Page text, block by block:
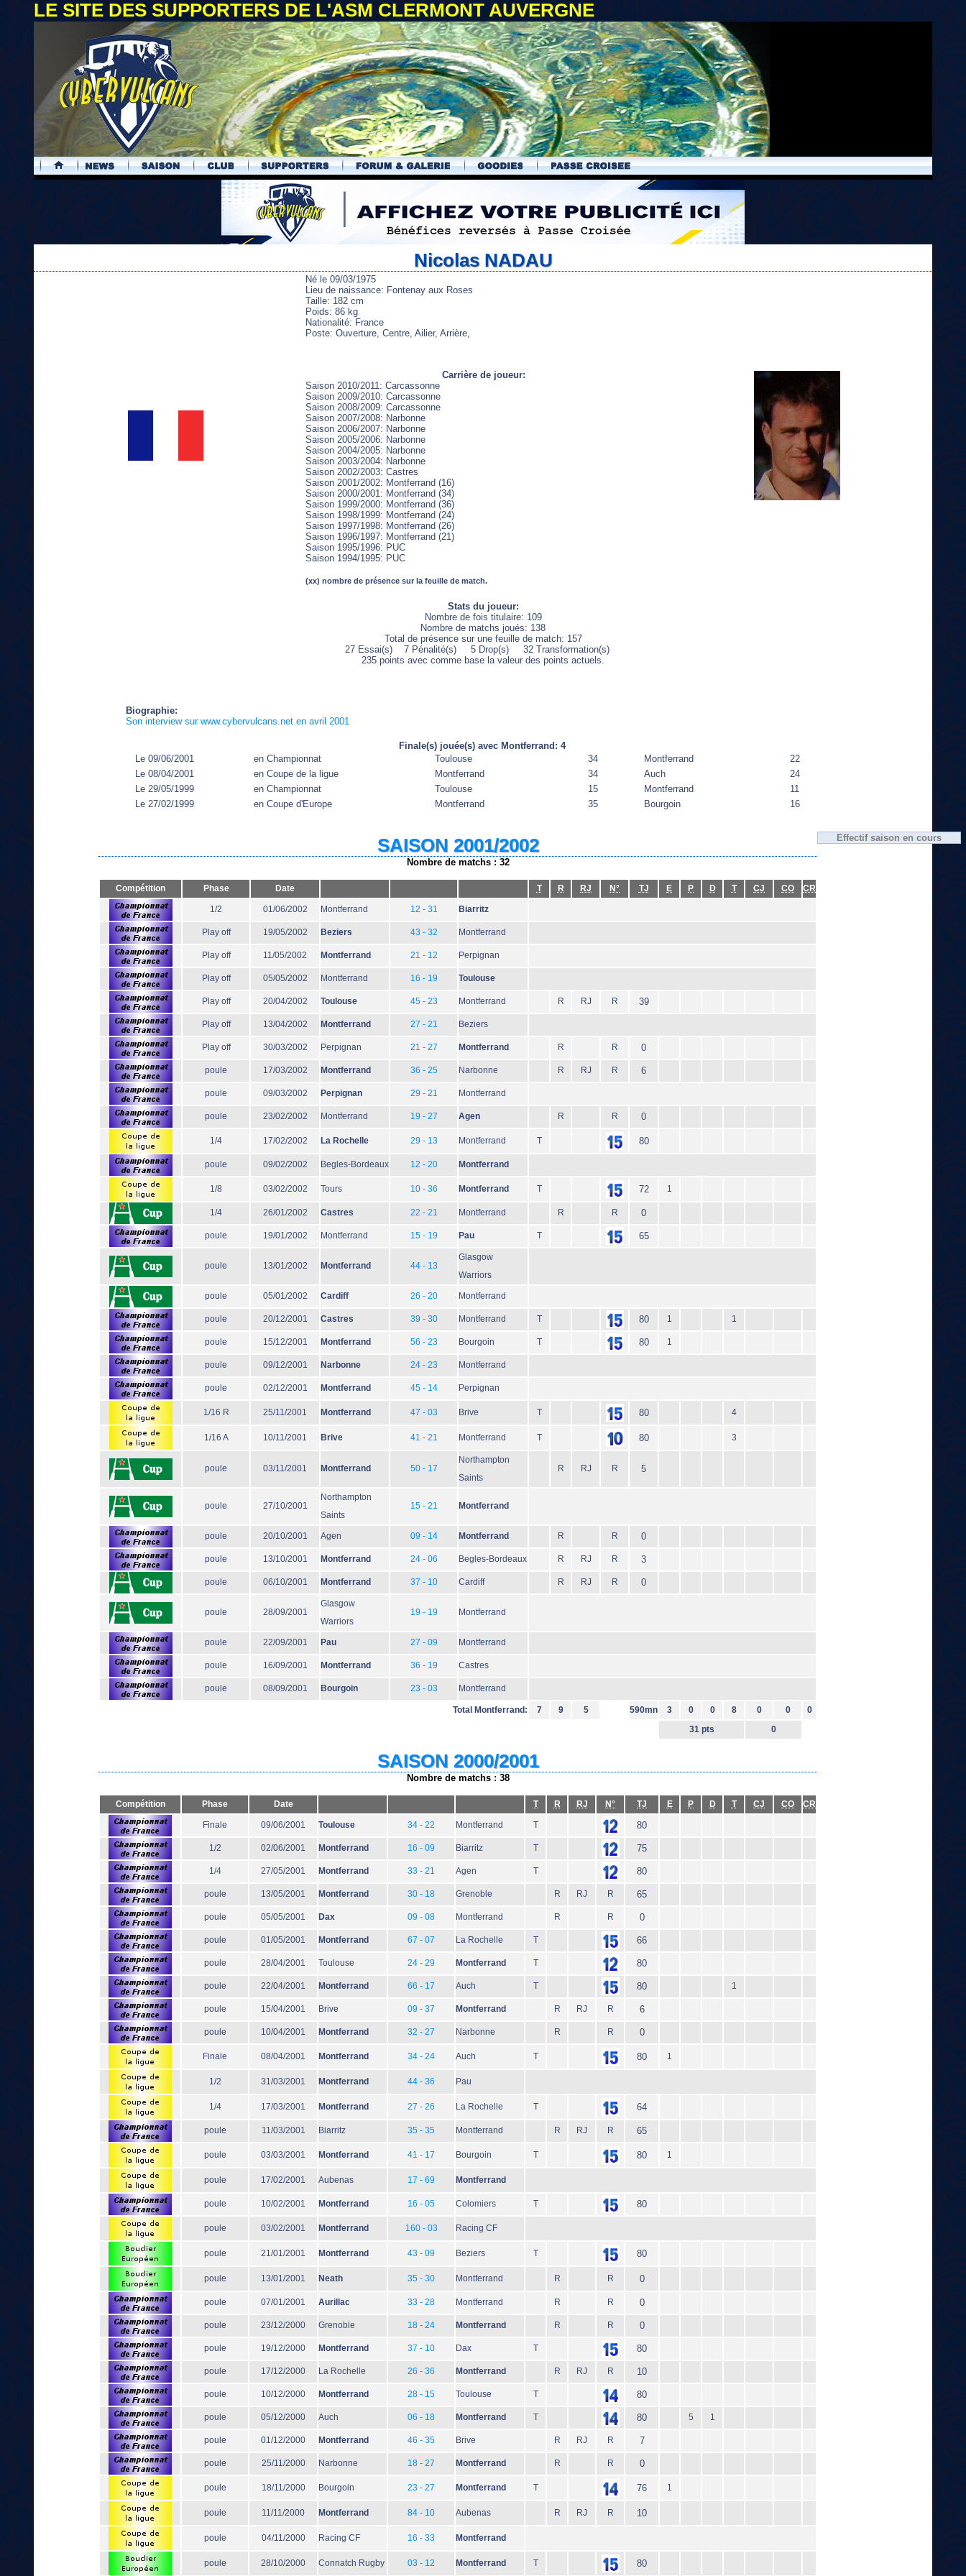
LE SITE DES SUPPORTERS DE L'ASM CLERMONT AUVERGNE
.
Nicolas NADAU
Né le 09/03/1975
Lieu de naissance: Fontenay aux Roses
Taille: 182 cm
Poids: 86 kg
Nationalité: France
Poste: Ouverture, Centre, Ailier, Arrière,
Carrière de joueur:
Saison 2010/2011: Carcassonne
Saison 2009/2010: Carcassonne
Saison 2008/2009: Carcassonne
Saison 2007/2008: Narbonne
Saison 2006/2007: Narbonne
Saison 2005/2006: Narbonne
Saison 2004/2005: Narbonne
Saison 2003/2004: Narbonne
Saison 2002/2003: Castres
Saison 2001/2002: Montferrand (16)
Saison 2000/2001: Montferrand (34)
Saison 1999/2000: Montferrand (36)
Saison 1998/1999: Montferrand (24)
Saison 1997/1998: Montferrand (26)
Saison 1996/1997: Montferrand (21)
Saison 1995/1996: PUC
Saison 1994/1995: PUC
(xx) nombre de présence sur la feuille de match.
Stats du joueur:
Nombre de fois titulaire: 109
Nombre de matchs joués: 138
Total de présence sur une feuille de match: 157
27 Essai(s) 7 Pénalité(s) 5 Drop(s) 32 Transformation(s)
235 points avec comme base la valeur des points actuels.
Biographie:
Son interview sur www.cybervulcans.net en avril 2001
Finale(s) jouée(s) avec Montferrand: 4
Le 09/06/2001
en Championnat Toulouse 34 Montferrand
22
Le 08/04/2001
en Coupe de la ligue Montferrand 34 Auch
24
Le 29/05/1999
en Championnat Toulouse 15 Montferrand
11
Le 27/02/1999
en Coupe d'Europe Montferrand 35 Bourgoin 16
Effectif saison en cours
SAISON 2001/2002
Nombre de matchs : 32
Compétition Phase Date T R RJ N° TJ E P D T CJ CO CR
1/2 01/06/2002 Montferrand 12 - 31 Biarritz
Play off 19/05/2002 Beziers 43 - 32 Montferrand
Play off 11/05/2002 Montferrand 21 - 12 Perpignan
Play off 05/05/2002 Montferrand 16 - 19 Toulouse
Play off 20/04/2002 Toulouse 45 - 23 Montferrand R RJ R 39
Play off 13/04/2002 Montferrand 27 - 21 Beziers
Play off 30/03/2002 Perpignan 21 - 27 Montferrand R R 0
poule 17/03/2002 Montferrand 36 - 25 Narbonne R RJ R 6
poule 09/03/2002 Perpignan 29 - 21 Montferrand
poule 23/02/2002 Montferrand 19 - 27 Agen R R 0
1/4 17/02/2002 La Rochelle 29 - 13 Montferrand T 80
poule 09/02/2002 Begles-Bordeaux 12 - 20 Montferrand
1/8 03/02/2002 Tours 10 - 36 Montferrand T 72 1
1/4 26/01/2002 Castres 22 - 21 Montferrand R R 0
poule 19/01/2002 Montferrand 15 - 19 Pau T 65
poule 13/01/2002 Montferrand 44 - 13
Glasgow
Warriors
poule 05/01/2002 Cardiff 26 - 20 Montferrand
poule 20/12/2001 Castres 39 - 30 Montferrand T 80 1 1
poule 15/12/2001 Montferrand 56 - 23 Bourgoin T 80 1
poule 09/12/2001 Narbonne 24 - 23 Montferrand
poule 02/12/2001 Montferrand 45 - 14 Perpignan
1/16 R 25/11/2001 Montferrand 47 - 03 Brive T 80 4
1/16 A 10/11/2001 Brive 41 - 21 Montferrand T 80 3
poule 03/11/2001 Montferrand 50 - 17
Northampton
Saints
R RJ R 5
poule 27/10/2001
Northampton
Saints
15 - 21 Montferrand
poule 20/10/2001 Agen 09 - 14 Montferrand R R 0
poule 13/10/2001 Montferrand 24 - 06 Begles-Bordeaux R RJ R 3
poule 06/10/2001 Montferrand 37 - 10 Cardiff R RJ R 0
poule 28/09/2001
Glasgow
Warriors
19 - 19 Montferrand
poule 22/09/2001 Pau 27 - 09 Montferrand
poule 16/09/2001 Montferrand 36 - 19 Castres
poule 08/09/2001 Bourgoin 23 - 03 Montferrand
Total Montferrand: 7 9 5 590mn 3 0 0 8 0 0
0
31 pts
0
SAISON 2000/2001
Nombre de matchs : 38
Compétition Phase Date T R RJ N° TJ E P D T CJ CO CR
Finale 09/06/2001 Toulouse 34 - 22 Montferrand T 80
1/2 02/06/2001 Montferrand 16 - 09 Biarritz T 75
1/4 27/05/2001 Montferrand 33 - 21 Agen T 80
poule 13/05/2001 Montferrand 30 - 18 Grenoble R RJ R 65
poule 05/05/2001 Dax 09 - 08 Montferrand R R 0
poule 01/05/2001 Montferrand 67 - 07 La Rochelle T 66
poule 28/04/2001 Toulouse 24 - 29 Montferrand T 80
poule 22/04/2001 Montferrand 66 - 17 Auch T 80 1
poule 15/04/2001 Brive 09 - 37 Montferrand R RJ R 6
poule 10/04/2001 Montferrand 32 - 27 Narbonne R R 0
Finale 08/04/2001 Montferrand 34 - 24 Auch T 80 1
1/2 31/03/2001 Montferrand 44 - 36 Pau
1/4 17/03/2001 Montferrand 27 - 26 La Rochelle T 64
poule 11/03/2001 Biarritz 35 - 35 Montferrand R RJ R 65
poule 03/03/2001 Montferrand 41 - 17 Bourgoin T 80 1
poule 17/02/2001 Aubenas 17 - 69 Montferrand
poule 10/02/2001 Montferrand 16 - 05 Colomiers T 80
poule 03/02/2001 Montferrand 160 - 03 Racing CF
poule 21/01/2001 Montferrand 43 - 09 Beziers T 80
poule 13/01/2001 Neath 35 - 30 Montferrand R R 0
poule 07/01/2001 Aurillac 33 - 28 Montferrand R R 0
poule 23/12/2000 Grenoble 18 - 24 Montferrand R R 0
poule 19/12/2000 Montferrand 37 - 10 Dax T 80
poule 17/12/2000 La Rochelle 26 - 36 Montferrand R RJ R 10
poule 10/12/2000 Montferrand 28 - 15 Toulouse T 80
poule 05/12/2000 Auch 06 - 18 Montferrand T 80 5 1
poule 01/12/2000 Montferrand 46 - 35 Brive R RJ R 7
poule 25/11/2000 Narbonne 18 - 27 Montferrand R R 0
poule 18/11/2000 Bourgoin 23 - 27 Montferrand T 76 1
poule 11/11/2000 Montferrand 84 - 10 Aubenas R RJ R 10
poule 04/11/2000 Racing CF 16 - 33 Montferrand
poule 28/10/2000 Connatch Rugby 03 - 12 Montferrand T 80